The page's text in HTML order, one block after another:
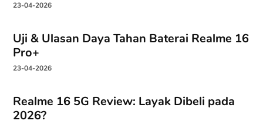
23-04-2026
Uji & Ulasan Daya Tahan Baterai Realme 16
Pro+
23-04-2026
Realme 16 5G Review: Layak Dibeli pada
2026?